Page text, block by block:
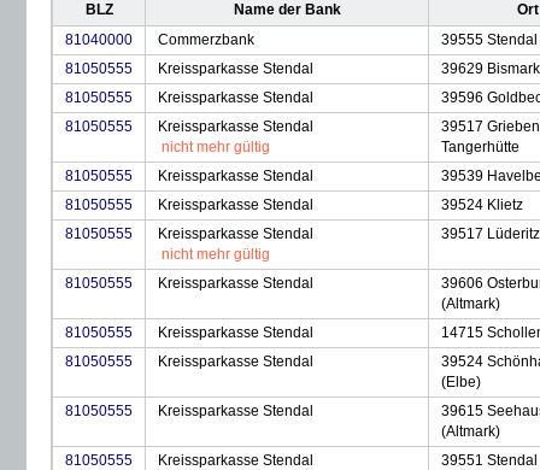
BLZ Name der Bank
Ort
81040000
Commerzbank
39555 Stendal
81050555
Kreissparkasse Stendal
39629
81050555
Kreissparkasse Stendal
39596
81050555
Kreissparkasse Stendal
nicht mehr gültig
39517
Tangerhütte
81050555
Kreissparkasse Stendal
39539
81050555
Kreissparkasse Stendal
39524 Klietz
81050555
Kreissparkasse Stendal
nicht mehr gültig
39517 Lüderitz
81050555 Kreissparkasse Stendal
39606
(Altmark)
81050555
Kreissparkasse Stendal
14715
81050555
Kreissparkasse Stendal
39524
(Elbe)
81050555
Kreissparkasse Stendal
39615
(Altmark)
81050555
Kreissparkasse Stendal
39551 Stendal